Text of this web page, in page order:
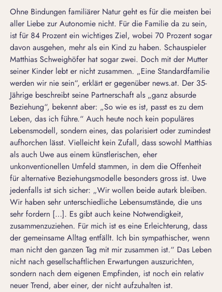
Ohne Bindungen familiärer Natur geht es für die meisten bei
aller Liebe zur Autonomie nicht. Für die Familie da zu sein,
ist für 84 Prozent ein wichtiges Ziel, wobei 70 Prozent sogar
davon ausgehen, mehr als ein Kind zu haben. Schauspieler
Matthias Schweighöfer hat sogar zwei. Doch mit der Mutter
seiner Kinder lebt er nicht zusammen. „Eine Standardfamilie
werden wir nie sein“, erklärt er gegenüber news.at. Der 35-
Jährige beschreibt seine Partnerschaft als „ganz absurde
Beziehung“, bekennt aber: „So wie es ist, passt es zu dem
Leben, das ich führe.“ Auch heute noch kein populäres
Lebensmodell, sondern eines, das polarisiert oder zumindest
aufhorchen lässt. Vielleicht kein Zufall, dass sowohl Matthias
als auch Uwe aus einem künstlerischen, eher
unkonventionellen Umfeld stammen, in dem die Offenheit
für alternative Beziehungsmodelle besonders gross ist. Uwe
jedenfalls ist sich sicher: „Wir wollen beide autark bleiben.
Wir haben sehr unterschiedliche Lebensumstände, die uns
sehr fordern […]. Es gibt auch keine Notwendigkeit,
zusammenzuziehen. Für mich ist es eine Erleichterung, dass
der gemeinsame Alltag entfällt. Ich bin sympathischer, wenn
man nicht den ganzen Tag mit mir zusammen ist.“ Das Leben
nicht nach gesellschaftlichen Erwartungen auszurichten,
sondern nach dem eigenen Empfinden, ist noch ein relativ
neuer Trend, aber einer, der nicht aufzuhalten ist.